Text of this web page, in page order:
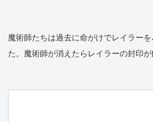
魔術師たちは過去に命がけでレイラー
た。魔術師が消えたらレイラーの封印が